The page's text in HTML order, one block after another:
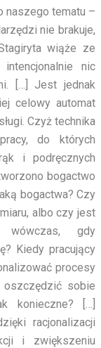
naszego tematu –
nie brakuje,
wiąże ze
nic
[…] Jest jednak
celowy automat
Czyż technika
do których
i podręcznych
bogactwo
bogactwa? Czy
albo czy jest
wówczas, gdy
Kiedy pracujący
procesy
sobie
konieczne? […]
racjonalizacji
i zwiększeniu